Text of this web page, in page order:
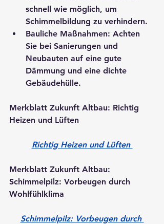
schnell wie möglich, um
Schimmelbildung zu verhindern.
Bauliche Maßnahmen: Achten
Sie bei Sanierungen und
Neubauten auf eine gute
Dämmung und eine dichte
Gebäudehülle.
Merkblatt Zukunft Altbau: Richtig
Heizen und Lüften
Richtig Heizen und Lüften
Merkblatt Zukunft Altbau:
Schimmelpilz: Vorbeugen durch
Wohlfühlklima
Schimmelpilz: Vorbeugen durch